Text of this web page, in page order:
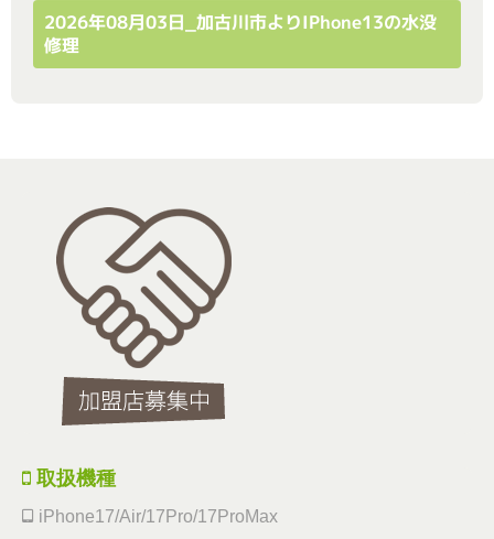
2026年08月03日_加古川市よりiPhone13の水没
修理
取扱機種
iPhone17/Air/17Pro/17ProMax